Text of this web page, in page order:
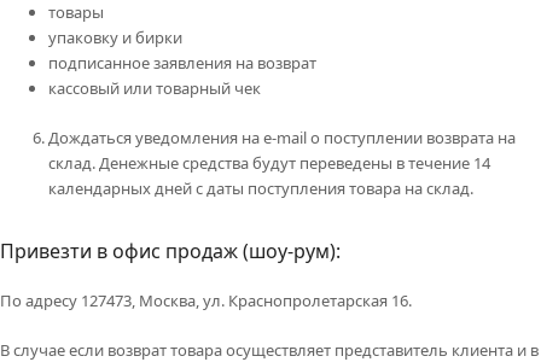
товары
упаковку и бирки
подписанное заявления на возврат
кассовый или товарный чек
Дождаться уведомления на e-mail о поступлении возврата на
склад. Денежные средства будут переведены в течение 14
календарных дней с даты поступления товара на склад.
Привезти в офис продаж (шоу-рум):
По адресу 127473, Москва, ул. Краснопролетарская 16.
В случае если возврат товара осуществляет представитель клиента и в